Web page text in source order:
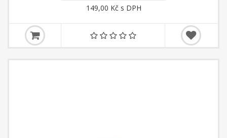
149,00 Kč s DPH